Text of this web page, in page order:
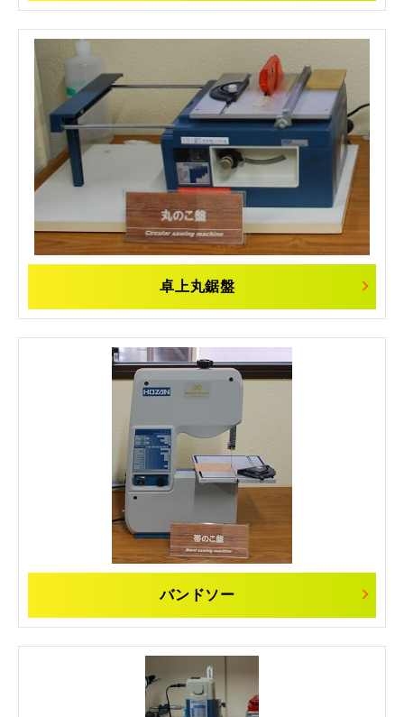
卓上丸鋸盤
バンドソー